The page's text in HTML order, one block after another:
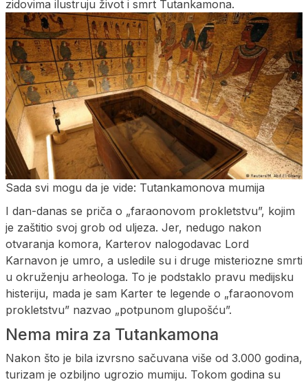
zidovima ilustruju život i smrt Tutankamona.
Sada svi mogu da je vide: Tutankamonova mumija
I dan-danas se priča o „faraonovom prokletstvu”, kojim
je zaštitio svoj grob od uljeza. Jer, nedugo nakon
otvaranja komora, Karterov nalogodavac Lord
Karnavon je umro, a usledile su i druge misteriozne smrti
u okruženju arheologa. To je podstaklo pravu medijsku
histeriju, mada je sam Karter te legende o „faraonovom
prokletstvu” nazvao „potpunom glupošću”.
Nema mira za Tutankamona
Nakon što je bila izvrsno sačuvana više od 3.000 godina,
turizam je ozbiljno ugrozio mumiju. Tokom godina su